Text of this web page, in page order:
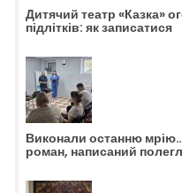
Дитячий театр «Казка»
підлітків: як записатися
Виконали останню
роман, написаний